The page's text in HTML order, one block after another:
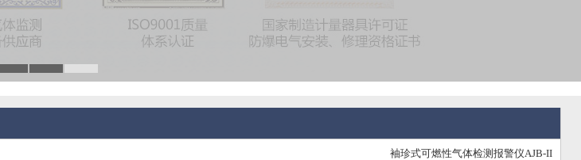
袖珍式可燃性气体检测报警仪AJB-II